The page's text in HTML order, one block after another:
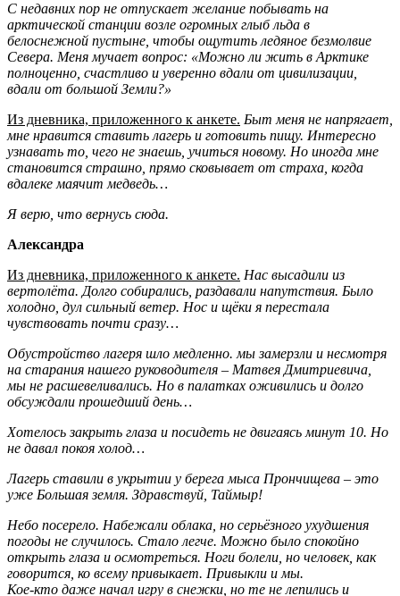
С недавних пор не отпускает желание побывать на
арктической станции возле огромных глыб льда в
белоснежной пустыне, чтобы ощутить ледяное безмолвие
Севера. Меня мучает вопрос: «Можно ли жить в Арктике
полноценно, счастливо и уверенно вдали от цивилизации,
вдали от большой Земли?»
Из дневника, приложенного к анкете. Быт меня не напрягает,
мне нравится ставить лагерь и готовить пищу. Интересно
узнавать то, чего не знаешь, учиться новому. Но иногда мне
становится страшно, прямо сковывает от страха, когда
вдалеке маячит медведь…
Я верю, что вернусь сюда.
Александра
Из дневника, приложенного к анкете. Нас высадили из
вертолёта. Долго собирались, раздавали напутствия. Было
холодно, дул сильный ветер. Нос и щёки я перестала
чувствовать почти сразу…
Обустройство лагеря шло медленно. мы замерзли и несмотря
на старания нашего руководителя – Матвея Дмитриевича,
мы не расшевеливались. Но в палатках оживились и долго
обсуждали прошедший день…
Хотелось закрыть глаза и посидеть не двигаясь минут 10. Но
не давал покоя холод…
Лагерь ставили в укрытии у берега мыса Прончищева – это
уже Большая земля. Здравствуй, Таймыр!
Небо посерело. Набежали облака, но серьёзного ухудшения
погоды не случилось. Стало легче. Можно было спокойно
открыть глаза и осмотреться. Ноги болели, но человек, как
говорится, ко всему привыкает. Привыкли и мы.
Кое-кто даже начал игру в снежки, но те не лепились и